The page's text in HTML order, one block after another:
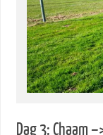
Dag 3: Chaam